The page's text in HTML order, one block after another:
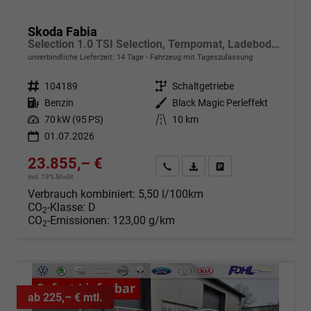
Skoda Fabia
Selection 1.0 TSI Selection, Tempomat, Ladeboden, Park, Winterpaket, SmartLink, 4-J Garantie
unverbindliche Lieferzeit: 14 Tage Fahrzeug mit Tageszulassung
Fahrzeugnr. 104189 Getriebe Schaltgetriebe
Kraftstoff Benzin Außenfarbe
Black Magic Perleffekt
Leistung 70 kW (95 PS) Kilometerstand
10 km
01.07.2026
23.855,– €
incl. 19% MwSt.
Angebot anfordern
Fahrzeugexpose (PDF)
Verbrauch kombiniert: 5,50 l/100km
CO2-Klasse: D
CO2-Emissionen: 123,00 g/km
ab 225,– € mtl.